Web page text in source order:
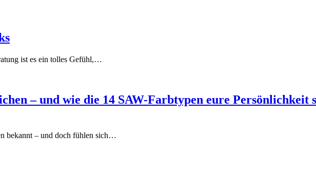
ist es ein tolles Gefühl,…
– und wie die 14 SAW-Farbtypen eure Persönlichkeit
bekannt – und doch fühlen sich…